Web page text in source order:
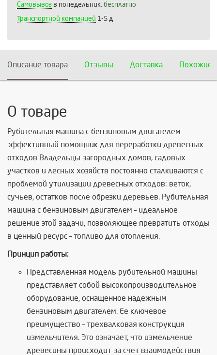
Самовывоз в понедельник, бесплатно
Транспортной компанией 1-5 д
Описание товара Отзывы Доставка Похожие
О товаре
Рубительная машина с бензиновым двигателем -
эффективный помощник для переработки древесных
отходов Владельцы загородных домов, садовых
участков и лесных хозяйств постоянно сталкиваются с
проблемой утилизации древесных отходов: веток,
сучьев, остатков после обрезки деревьев. Рубительная
машина с бензиновым двигателем – идеальное
решение этой задачи, позволяющее превратить отходы
в ценный ресурс – топливо для отопления.
Принцип работы:
Представленная модель рубительной машины
представляет собой высокопроизводительное
оборудование, оснащенное надежным
бензиновым двигателем. Ее ключевое
преимущество – трехвалковая конструкция
измельчителя. Это означает, что измельчение
древесины происходит за счет взаимодействия